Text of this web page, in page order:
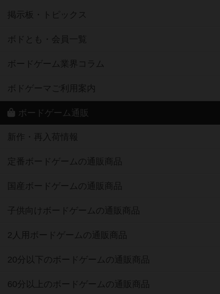
掲示板・トピックス
ボドとも・会員一覧
ボードゲーム業界コラム
ボドゲーマご利用案内
ボードゲーム通販
新作・再入荷情報
定番ボードゲームの通販商品
国産ボードゲームの通販商品
子供向けボードゲームの通販商品
2人用ボードゲームの通販商品
20分以下のボードゲームの通販商品
60分以上のボードゲームの通販商品